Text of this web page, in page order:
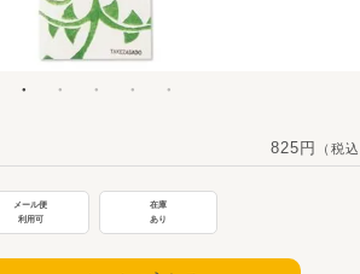
825円
（税
メール便
利用可
在庫
あり